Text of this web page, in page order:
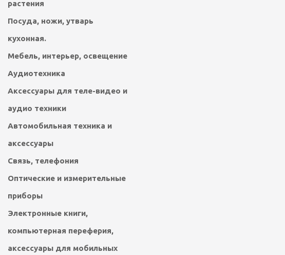
растения
Посуда, ножи, утварь
кухонная.
Мебель, интерьер, освещение
Аудиотехника
Аксессуары для теле-видео и
аудио техники
Автомобильная техника и
аксессуары
Связь, телефония
Оптические и измерительные
приборы
Электронные книги,
компьютерная переферия,
аксессуары для мобильных